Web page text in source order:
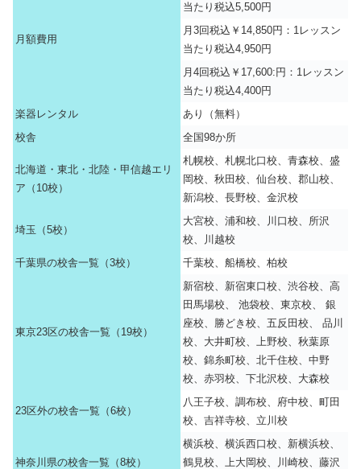
月額費用
当たり税込5,500円
月3回税込￥14,850円：1レッスン
当たり税込4,950円
月4回税込￥17,600:円：1レッスン
当たり税込4,400円
楽器レンタル
あり（無料）
校舎
全国98か所
北海道・東北・北陸・甲信越エリ
ア（10校）
札幌校、札幌北口校、青森校、盛
岡校、秋田校、仙台校、郡山校、
新潟校、長野校、金沢校
埼玉（5校）
大宮校、浦和校、川口校、所沢
校、川越校
千葉県の校舎一覧（3校）
千葉校、船橋校、柏校
東京23区の校舎一覧（19校）
新宿校、新宿東口校、渋谷校、高
田馬場校、 池袋校、東京校、 銀
座校、勝どき校、五反田校、 品川
校、大井町校、上野校、秋葉原
校、錦糸町校、北千住校、中野
校、赤羽校、下北沢校、大森校
23区外の校舎一覧（6校）
八王子校、調布校、府中校、町田
校、吉祥寺校、立川校
神奈川県の校舎一覧（8校）
横浜校、横浜西口校、新横浜校、
鶴見校、上大岡校、川崎校、藤沢